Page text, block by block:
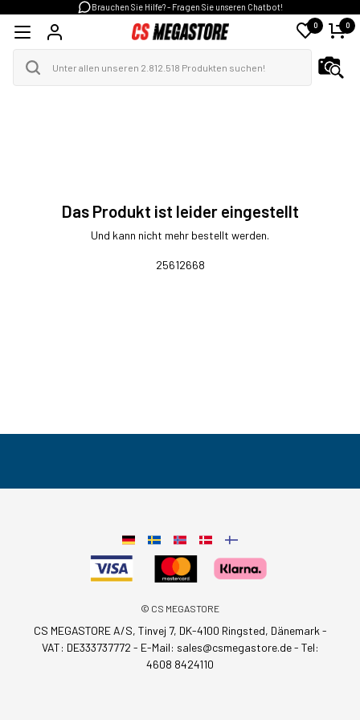
Brauchen Sie Hilfe? - Fragen Sie unseren Chatbot!
0 0
Das Produkt ist leider eingestellt
Und kann nicht mehr bestellt werden.
25612668
© CS MEGASTORE
CS MEGASTORE A/S, Tinvej 7, DK-4100 Ringsted, Dänemark -
VAT: DE333737772 - E-Mail: sales@csmegastore.de- Tel:
4608 8424110